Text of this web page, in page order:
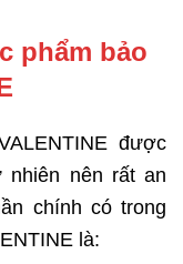
phẩm bảo
được
nhiên nên rất an
chính có trong
là: